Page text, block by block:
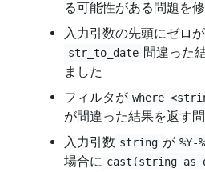
る可能性がある問題を
入力引数の先頭にゼロ
str_to_date 間違った
ました
フィルタが where
が間違った結果を返す
入力引数 string が %Y-
場合に cast(string as